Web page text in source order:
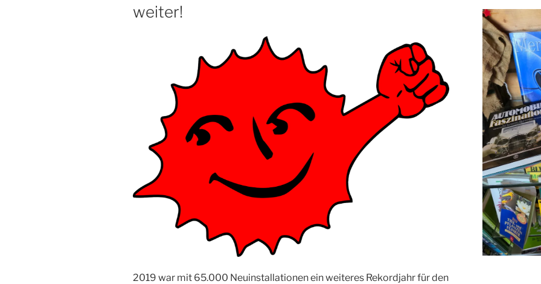
Mist!“
weiter!
2019 war mit 65.000 Neuinstallationen ein weiteres Rekordjahr für den